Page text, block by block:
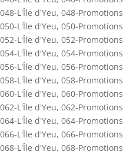
048-L'Île d'Yeu, 048-Promotions
050-L'Île d'Yeu, 050-Promotions
052-L'Île d'Yeu, 052-Promotions
054-L'Île d'Yeu, 054-Promotions
056-L'Île d'Yeu, 056-Promotions
058-L'Île d'Yeu, 058-Promotions
060-L'Île d'Yeu, 060-Promotions
062-L'Île d'Yeu, 062-Promotions
064-L'Île d'Yeu, 064-Promotions
066-L'Île d'Yeu, 066-Promotions
068-L'Île d'Yeu, 068-Promotions